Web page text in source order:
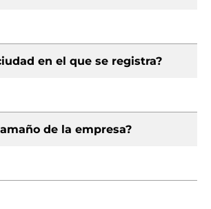
en el que se registra?
de la empresa?